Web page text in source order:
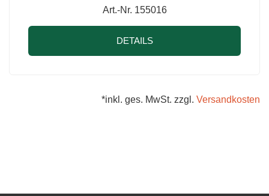
Art.-Nr. 155016
DETAILS
*inkl. ges. MwSt. zzgl. Versandkosten